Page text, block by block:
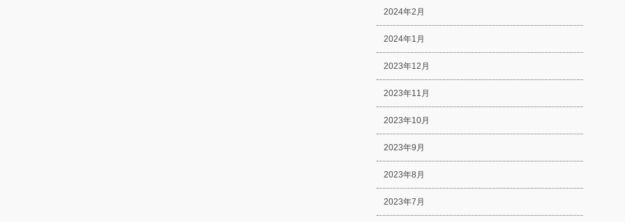
2024年2月
2024年1月
2023年12月
2023年11月
2023年10月
2023年9月
2023年8月
2023年7月